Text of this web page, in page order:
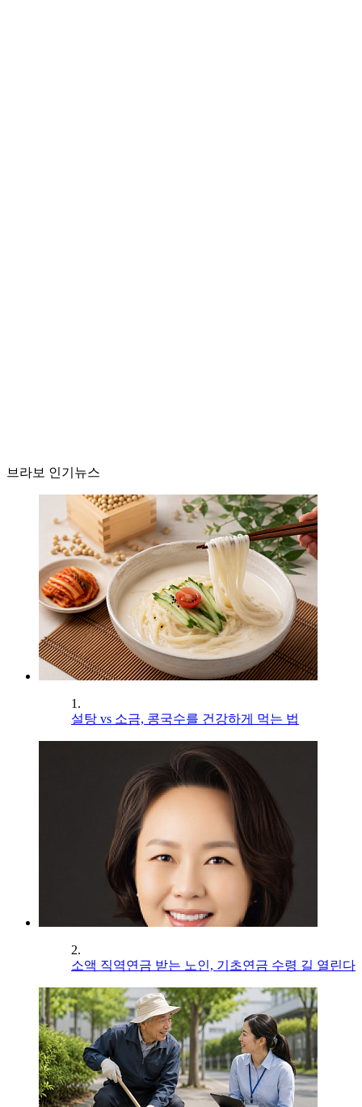
브라보 인기뉴스
1.
설탕 vs 소금, 콩국수를 건강하게 먹는 법
2.
소액 직역연금 받는 노인, 기초연금 수령 길 열린다